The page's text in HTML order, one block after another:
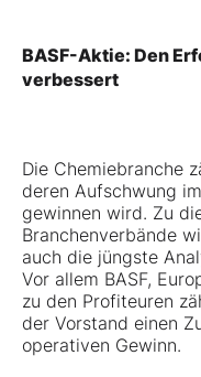
BASF-Aktie: Den
verbessert
Die Chemiebranche
deren Aufschwung
gewinnen wird. Zu
Branchenverbände
auch die jüngste
Vor allem BASF,
zu den Profiteuren
der Vorstand einen
operativen Gewinn.